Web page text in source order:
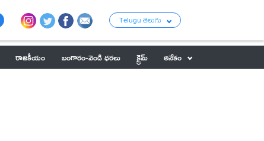
Telugu తెలుగు
రాజకీయం బంగారం-వెండి ధరలు క్రైమ్
అనేకం